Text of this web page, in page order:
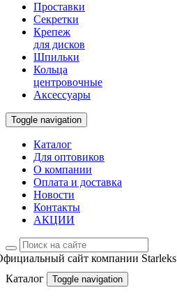
Проставки
Секретки
Крепеж
для дисков
Шпильки
Кольца
центровочные
Аксессуары
Toggle navigation
Каталог
Для оптовиков
О компании
Оплата и доставка
Новости
Контакты
АКЦИИ
сайт компании Starleks
Каталог
Toggle navigation